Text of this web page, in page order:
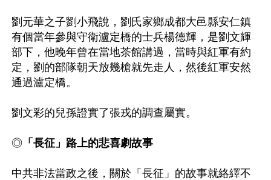
劉元華之子劉小飛說，劉氏家鄉成都大邑縣安仁鎮
有個當年參與守衛瀘定橋的士兵楊德輝，是劉文輝
部下，他晚年曾在當地茶館講過，當時與紅軍有約
定，劉的部隊朝天放幾槍就先走人，然後紅軍安然
通過瀘定橋。
劉文彩的兒孫證實了張戎的調查屬實。
◎ 「長征」路上的悲喜劇故事
中共非法當政之後，關於「長征」的故事就絡繹不